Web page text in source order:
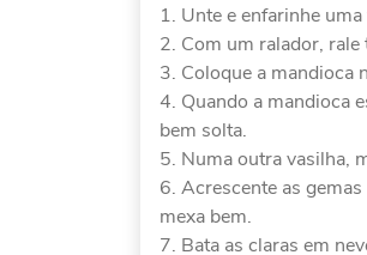
Unte e enfarinhe
Com um ralador, rale
Coloque a mandioca
Quando a mandioca
bem solta.
Numa outra vasilha,
Acrescente as
mexa bem.
Bata as claras em